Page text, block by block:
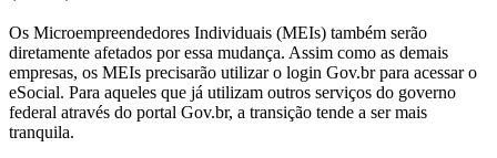
Os Microempreendedores Individuais (MEIs) também serão
diretamente afetados por essa mudança. Assim como as demais
empresas, os MEIs precisarão utilizar o login Gov.br para acessar o
eSocial. Para aqueles que já utilizam outros serviços do governo
federal através do portal Gov.br, a transição tende a ser mais
tranquila.